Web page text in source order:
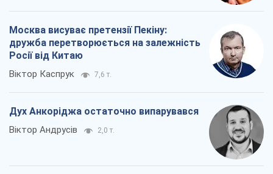
Москва висуває претензії Пекіну:
дружба перетворюється на залежність
Росії від Китаю
Віктор Каспрук 7,6 т.
Дух Анкоріджа остаточно випарувався
Віктор Андрусів 2,0 т.